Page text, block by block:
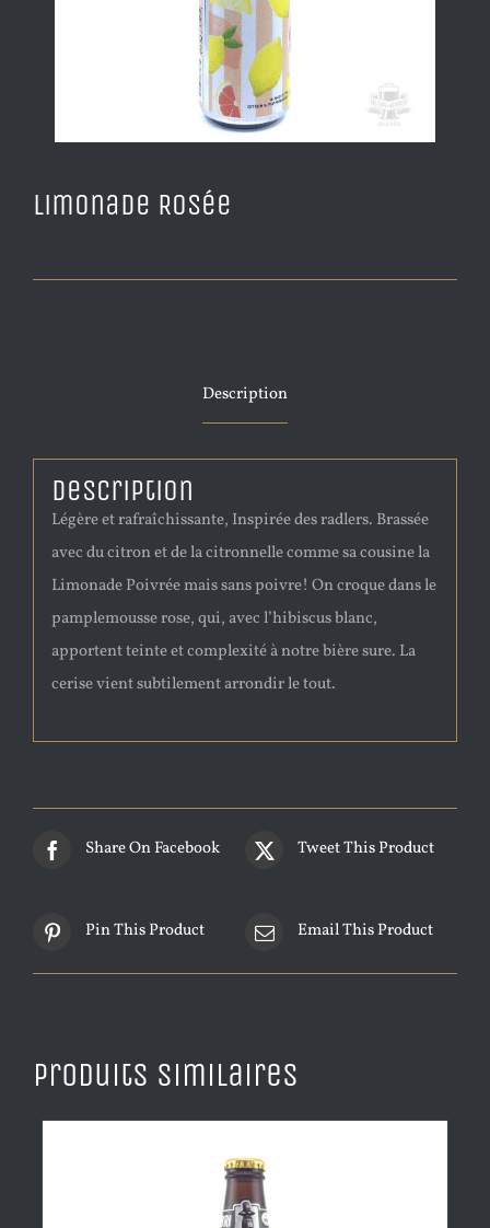
Limonade Rosée
Description
Description
Légère et rafraîchissante, Inspirée des radlers. Brassée
avec du citron et de la citronnelle comme sa cousine la
Limonade Poivrée mais sans poivre! On croque dans le
pamplemousse rose, qui, avec l’hibiscus blanc,
apportent teinte et complexité à notre bière sure. La
cerise vient subtilement arrondir le tout.
Share On Facebook Tweet This Product
Pin This Product Email This Product
Produits similaires